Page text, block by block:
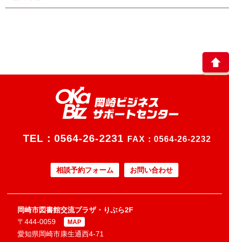
TEL： 0564-26-2231 FAX：0564-26-2232
相談予約フォーム お問い合わせ
岡崎市図書館交流プラザ・りぶら2F
〒444-0059
MAP
愛知県岡崎市康生通西4-71